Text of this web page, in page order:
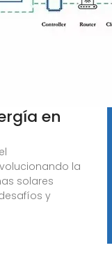
en
la
solares
y